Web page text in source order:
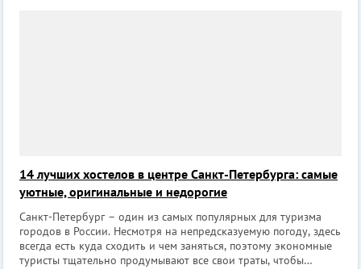
14 лучших хостелов в центре Санкт-Петербурга: самые
уютные, оригинальные и недорогие
Санкт-Петербург – один из самых популярных для туризма
городов в России. Несмотря на непредсказуемую погоду, здесь
всегда есть куда сходить и чем заняться, поэтому экономные
туристы тщательно продумывают все свои траты, чтобы